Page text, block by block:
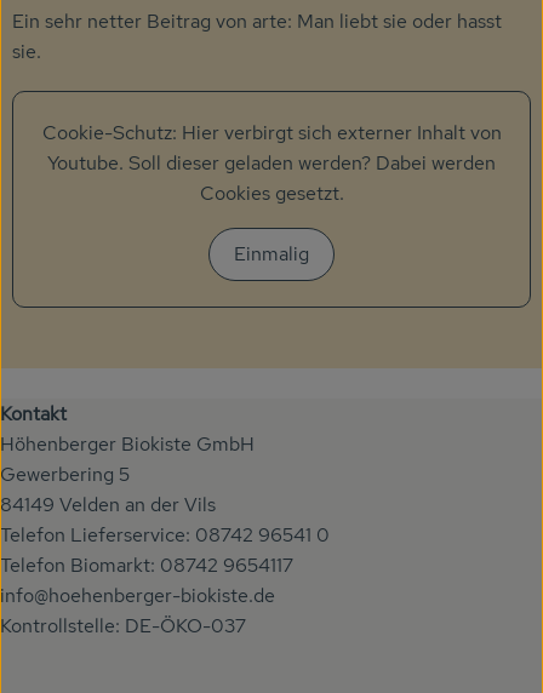
Ein sehr netter Beitrag von arte: Man liebt sie oder hasst
sie.
Cookie-Schutz: Hier verbirgt sich externer Inhalt von
Youtube. Soll dieser geladen werden? Dabei werden
Cookies gesetzt.
Einmalig
Kontakt
Höhenberger Biokiste GmbH
Gewerbering 5
84149 Velden an der Vils
Telefon Lieferservice: 08742 96541 0
Telefon Biomarkt: 08742 9654117
info@hoehenberger-biokiste.de
Kontrollstelle: DE-ÖKO-037